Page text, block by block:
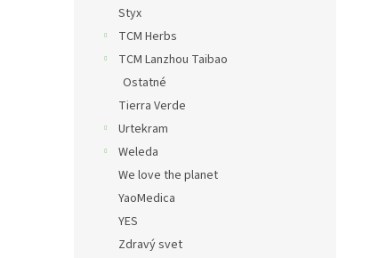
Styx
TCM Herbs
TCM Lanzhou Taibao
Ostatné
Tierra Verde
Urtekram
Weleda
We love the planet
YaoMedica
YES
Zdravý svet